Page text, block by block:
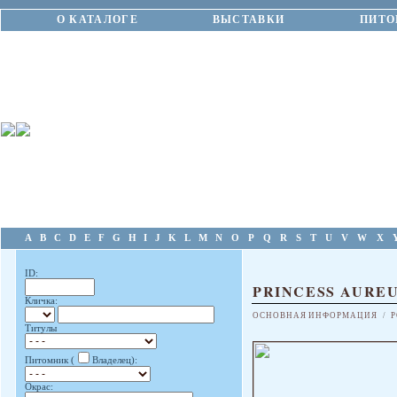
О КАТАЛОГЕ ВЫСТАВКИ
A B C D E F G H I J K L M N O P Q R S T U V W X
ID:
Кличка:
Титулы
Питомник ( Владелец):
Окрас:
PRINCESS
ОСНОВНАЯ ИНФОРМАЦИЯ /